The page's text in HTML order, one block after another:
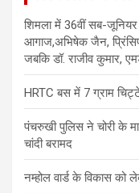
शिमला में 36वीं सब-जूनियर
आगाज,अभिषेक जैन,
जबकि डॉ. राजीव कुमार,
HRTC बस में 7 ग्राम
पंचरुखी पुलिस ने चोरी के
चांदी बरामद
नम्होल वार्ड के विकास